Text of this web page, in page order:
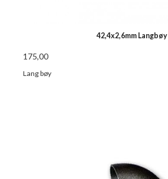
42,4x2,6mm Langbøy
175,00
Lang bøy